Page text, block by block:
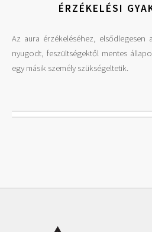
ÉRZÉKELÉSI
Az aura érzékeléséhez, elsődlegesen
nyugodt, feszültségektől mentes
egy másik személy szükségeltetik.